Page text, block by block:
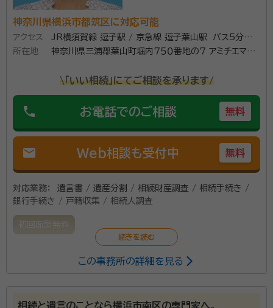
神奈川県横浜市都筑区に対応可能
アクセス
JR横須賀線 逗子駅 / 京急線 逗子葉山駅 バス5分ほ
ど
所在地
神奈川県三浦郡葉山町堀内７５０番地の７ アミチエマー
\「いい相続」にてご相談を承ります/
phone お電話でのご相談 無料
mail Web相談も受付中 無料
対応業務：
遺言書 / 遺産分割 / 相続財産調査 / 相続手続き /
銀行手続き / 戸籍収集 / 相続人調査
初回面談無料
当事務所は、ご依頼人さまの想いを形にするお手伝い
この事務所の詳細を見る
相続と遺言のことなら横浜市南区の専門家へ。